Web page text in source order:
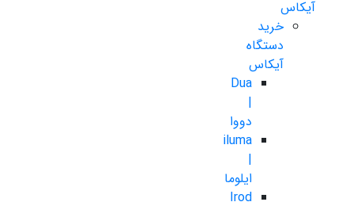
آیکاس
خرید
دستگاه
آیکاس
Dua
|
دووا
iluma
|
ایلوما
Irod